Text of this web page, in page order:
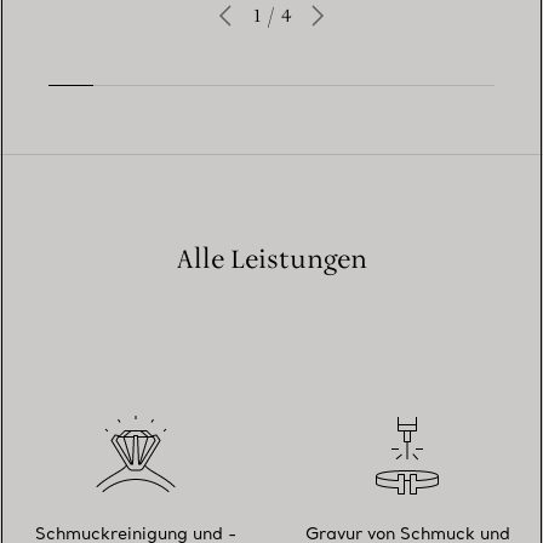
1 / 4
Alle Leistungen
Schmuckreinigung und - Gravur von Schmuck und